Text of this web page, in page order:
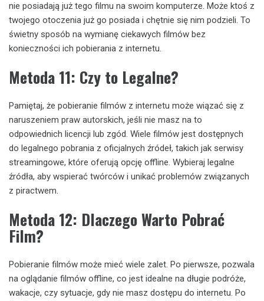
nie posiadają już tego filmu na swoim komputerze. Może ktoś z
twojego otoczenia już go posiada i chętnie się nim podzieli. To
świetny sposób na wymianę ciekawych filmów bez
konieczności ich pobierania z internetu.
Metoda 11: Czy to Legalne?
Pamiętaj, że pobieranie filmów z internetu może wiązać się z
naruszeniem praw autorskich, jeśli nie masz na to
odpowiednich licencji lub zgód. Wiele filmów jest dostępnych
do legalnego pobrania z oficjalnych źródeł, takich jak serwisy
streamingowe, które oferują opcję offline. Wybieraj legalne
źródła, aby wspierać twórców i unikać problemów związanych
z piractwem.
Metoda 12: Dlaczego Warto Pobrać
Film?
Pobieranie filmów może mieć wiele zalet. Po pierwsze, pozwala
na oglądanie filmów offline, co jest idealne na długie podróże,
wakacje, czy sytuacje, gdy nie masz dostępu do internetu. Po